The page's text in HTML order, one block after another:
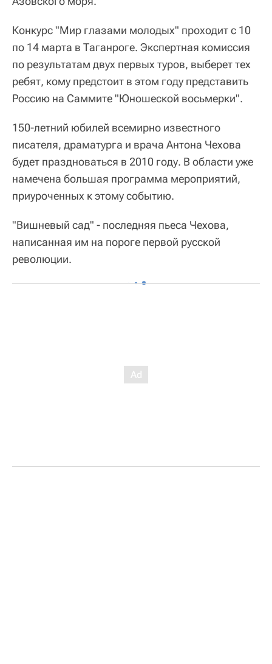
Конкурс "Мир глазами молодых" проходит с 10
по 14 марта в Таганроге. Экспертная комиссия
по результатам двух первых туров, выберет тех
ребят, кому предстоит в этом году представить
Россию на Саммите "Юношеской восьмерки".
150-летний юбилей всемирно известного
писателя, драматурга и врача Антона Чехова
будет праздноваться в 2010 году. В области уже
намечена большая программа мероприятий,
приуроченных к этому событию.
"Вишневый сад" - последняя пьеса Чехова,
написанная им на пороге первой русской
революции.